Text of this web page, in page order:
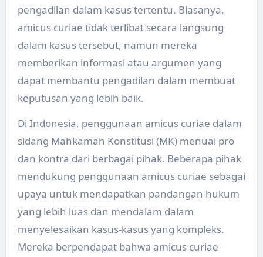
pengadilan dalam kasus tertentu. Biasanya,
amicus curiae tidak terlibat secara langsung
dalam kasus tersebut, namun mereka
memberikan informasi atau argumen yang
dapat membantu pengadilan dalam membuat
keputusan yang lebih baik.
Di Indonesia, penggunaan amicus curiae dalam
sidang Mahkamah Konstitusi (MK) menuai pro
dan kontra dari berbagai pihak. Beberapa pihak
mendukung penggunaan amicus curiae sebagai
upaya untuk mendapatkan pandangan hukum
yang lebih luas dan mendalam dalam
menyelesaikan kasus-kasus yang kompleks.
Mereka berpendapat bahwa amicus curiae